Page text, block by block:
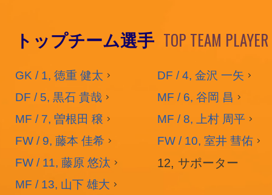
トップチーム選手 TOP TEAM PLAYER
GK / 1, 徳重 健太
DF / 4, 金沢 一矢
DF / 5, 黒石 貴哉
MF / 6, 谷岡 昌
MF / 7, 曽根田 穣
MF / 8, 上村 周平
FW / 9, 藤本 佳希
FW / 10, 室井 彗佑
FW / 11, 藤原 悠汰
12, サポーター
MF / 13, 山下 雄大